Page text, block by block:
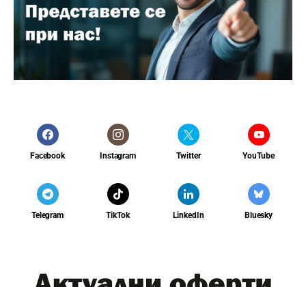
Facebook Instagram Twitter YouTube
Telegram TikTok LinkedIn Bluesky